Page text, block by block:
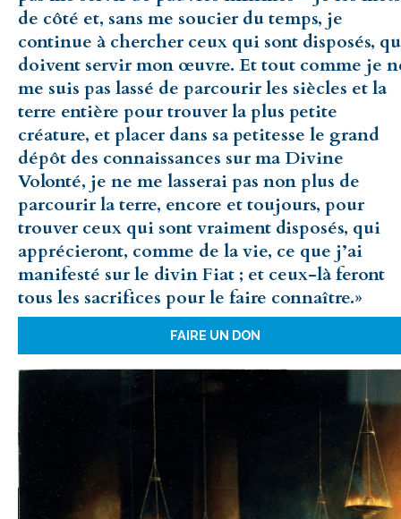
de côté et, sans me soucier du temps, je
continue à chercher ceux qui sont disposés,
doivent servir mon œuvre. Et tout comme je
me suis pas lassé de parcourir les siècles et la
terre entière pour trouver la plus petite
créature, et placer dans sa petitesse le grand
dépôt des connaissances sur ma Divine
Volonté, je ne me lasserai pas non plus de
parcourir la terre, encore et toujours, pour
trouver ceux qui sont vraiment disposés, qui
apprécieront, comme de la vie, ce que j’ai
manifesté sur le divin Fiat ; et ceux-là feront
tous les sacrifices pour le faire connaître.»
FAIRE UN DON